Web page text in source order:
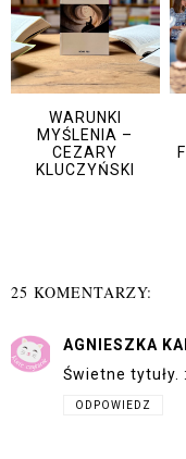
WARUNKI
MYŚLENIA –
CEZARY
KLUCZYŃSKI
25 KOMENTARZY:
AGNIESZKA
Świetne tytuły.
ODPOWIEDZ